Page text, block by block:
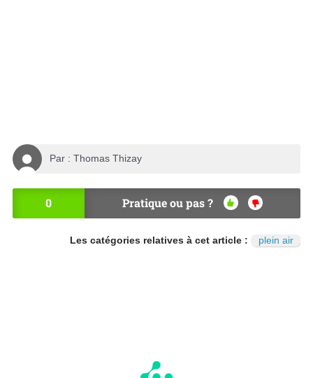
Par : Thomas Thizay
0 Pratique ou pas ?
OU
NO
N
Les catégories relatives à cet article : plein air